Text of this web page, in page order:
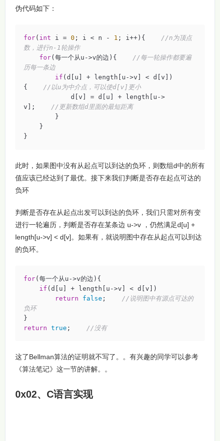
伪代码如下：
for( int i = 0 ; i < n - 1 ; i++){
//n为顶点
数，进行n-1轮操作
for(每一个从u->v的边){
//每一轮操作都要遍
历每一条边
if (d[u] + length[u->v] < d[v])
{
//以u为中介点，可以使d[v]更小
d[v] = d[u] + length[u->
v];
//更新数组d里面的最短距离
}
}
}
此时，如果图中没有从起点可以到达的负环，则数组d中的所有
值应该已经达到了最优。接下来我们判断是否存在起点可达的
负环
判断是否存在从起点出发可以到达的负环，我们只需对所有变
进行一轮遍历，判断是否存在某条边 u->v ，仍然满足d[u] +
length[u->v] < d[v]。如果有，就说明图中存在从起点可以到达
的负环。
for(每一个从u->v的边){
if (d[u] + length[u->v] < d[v])
return
false ;
//说明图中有源点可达的
负环
return true ; //没有
这了Bellman算法的证明就不写了。。有兴趣的同学可以参考
《算法笔记》这一节的讲解。。
0x02、C语言实现